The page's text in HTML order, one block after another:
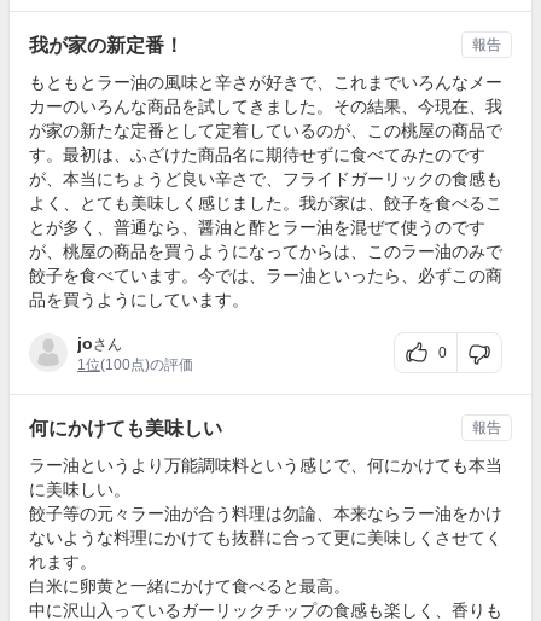
我が家の新定番！
もともとラー油の風味と辛さが好きで、これまでいろんなメー
カーのいろんな商品を試してきました。その結果、今現在、我
が家の新たな定番として定着しているのが、この桃屋の商品で
す。最初は、ふざけた商品名に期待せずに食べてみたのです
が、本当にちょうど良い辛さで、フライドガーリックの食感も
よく、とても美味しく感じました。我が家は、餃子を食べるこ
とが多く、普通なら、醤油と酢とラー油を混ぜて使うのです
が、桃屋の商品を買うようになってからは、このラー油のみで
餃子を食べています。今では、ラー油といったら、必ずこの商
品を買うようにしています。
joさん
1位(100点)の評価
0
報告
何にかけても美味しい
ラー油というより万能調味料という感じで、何にかけても本当
に美味しい。
餃子等の元々ラー油が合う料理は勿論、本来ならラー油をかけ
ないような料理にかけても抜群に合って更に美味しくさせてく
れます。
白米に卵黄と一緒にかけて食べると最高。
中に沢山入っているガーリックチップの食感も楽しく、香りも
報告